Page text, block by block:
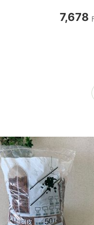
7,678